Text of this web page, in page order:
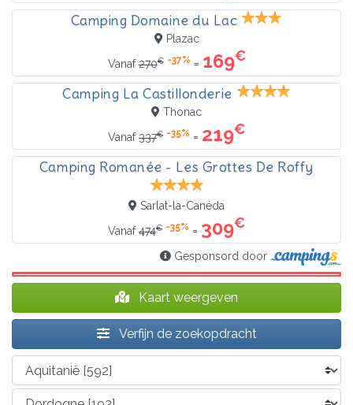
Camping Domaine du Lac
Plazac
Vanaf270€ -37% = 169€
Camping La Castillonderie
Thonac
Vanaf337€ -35% = 219€
Camping Romanée - Les Grottes De Roffy
Sarlat-la-Canéda
Vanaf474€ -35% = 309€
Gesponsord door
Kaart weergeven
Verfijn de zoekopdracht